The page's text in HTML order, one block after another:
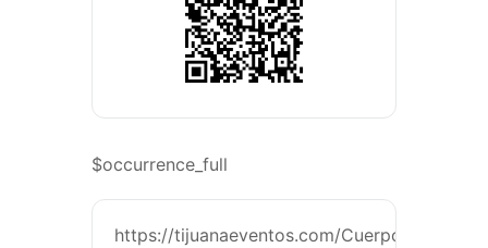
$occurrence_full
https://tijuanaeventos.com/